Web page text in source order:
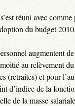
réuni avec comme
du budget 2010.
augmentent
au relèvement
(retraites) et pour
d’indice de la
de la masse